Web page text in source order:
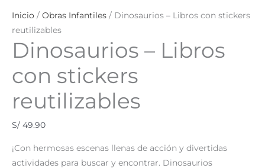
Inicio / Obras Infantiles / Dinosaurios – Libros con stickers
reutilizables
Dinosaurios – Libros
con stickers
reutilizables
S/ 49.90
¡Con hermosas escenas llenas de acción y divertidas
actividades para buscar y encontrar. Dinosaurios